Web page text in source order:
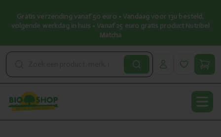
Gratis verzending vanaf 50 euro • Vandaag voor 13u besteld,
volgende werkdag in huis • Vanaf 25 euro gratis product Nutribel
Matcha